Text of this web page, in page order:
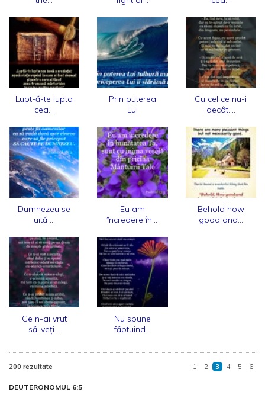
Lupt-ă-te lupta
cea...
Prin puterea
Lui
Cu cel ce nu-i
decât....
Dumnezeu se
uită ...
Eu am
încredere în...
Behold how
good and...
Ce n-ai vrut
să-veți...
Nu spune
făptuind...
200 rezultate 1 2 3 4 5 6
DEUTERONOMUL 6:5